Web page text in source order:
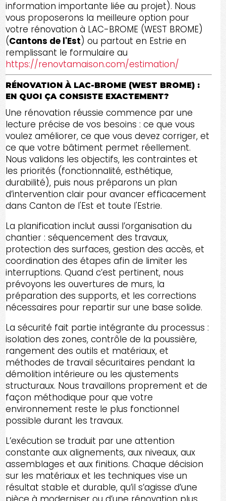
information importante liée au projet). Nous
vous proposerons la meilleure option pour
votre rénovation à LAC-BROME (WEST BROME)
(Cantons de l'Est) ou partout en Estrie en
remplissant le formulaire au
https://renovtamaison.com/estimation/
RÉNOVATION À LAC-BROME (WEST BROME) :
EN QUOI ÇA CONSISTE EXACTEMENT?
Une rénovation réussie commence par une
lecture précise de vos besoins : ce que vous
voulez améliorer, ce que vous devez corriger, et
ce que votre bâtiment permet réellement.
Nous validons les objectifs, les contraintes et
les priorités (fonctionnalité, esthétique,
durabilité), puis nous préparons un plan
d’intervention clair pour avancer efficacement
dans Canton de l'Est et toute l'Estrie.
La planification inclut aussi l’organisation du
chantier : séquencement des travaux,
protection des surfaces, gestion des accès, et
coordination des étapes afin de limiter les
interruptions. Quand c’est pertinent, nous
prévoyons les ouvertures de murs, la
préparation des supports, et les corrections
nécessaires pour repartir sur une base solide.
La sécurité fait partie intégrante du processus :
isolation des zones, contrôle de la poussière,
rangement des outils et matériaux, et
méthodes de travail sécuritaires pendant la
démolition intérieure ou les ajustements
structuraux. Nous travaillons proprement et de
façon méthodique pour que votre
environnement reste le plus fonctionnel
possible durant les travaux.
L’exécution se traduit par une attention
constante aux alignements, aux niveaux, aux
assemblages et aux finitions. Chaque décision
sur les matériaux et les techniques vise un
résultat stable et durable, qu’il s’agisse d’une